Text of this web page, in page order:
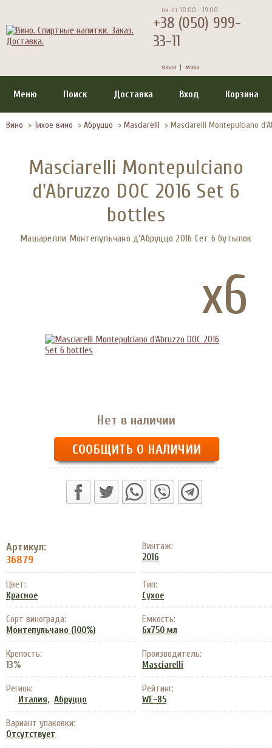
пн-пт 10:00 - 19:00
+38 (050) 999-
33-11
язык | мова
Меню Поиск Доставка Вход Корзина
Вино > Тихое вино > Абруццо > Masciarelli > Masciarelli Montepulciano
Masciarelli Montepulciano
d'Abruzzo DOC 2016 Set 6
bottles
Машарелли Монтепульчано д'Абруццо 2016 Сет 6 бутылок
x6
Нет в наличии
СООБЩИТЬ О НАЛИЧИИ
Артикул:
36879
Винтаж:
2016
Цвет:
Красное
Тип:
Сухое
Сорт винограда:
Монтепульчано (100%)
Емкость:
6x750 мл
Крепость:
13%
Производитель:
Masciarelli
Регион:
Италия, Абруццо
Рейтинг:
WE-85
Вариант упаковки:
Отсутствует